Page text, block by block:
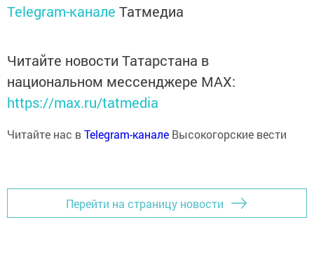
Telegram-канале Татмедиа
Читайте новости Татарстана в
национальном мессенджере MАХ:
https://max.ru/tatmedia
Читайте нас вTelegram-канале Высокогорские вести
Перейти на страницу новости